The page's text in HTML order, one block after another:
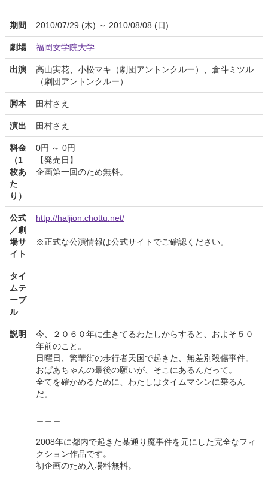
期間 2010/07/29 (木) ～ 2010/08/08 (日)
劇場 福岡女学院大学
出演
高山実花、小松マキ（劇団アントンクルー）、倉斗ミツル
（劇団アントンクルー）
脚本 田村さえ
演出 田村さえ
料金
（1
枚あ
た
り）
0円 ～ 0円
【発売日】
企画第一回のため無料。
公式
／劇
場サ
イト
http://haljion.chottu.net/
※正式な公演情報は公式サイトでご確認ください。
タイ
ムテ
ーブ
ル
説明
今、２０６０年に生きてるわたしからすると、およそ５０
年前のこと。
日曜日、繁華街の歩行者天国で起きた、無差別殺傷事件。
おばあちゃんの最後の願いが、そこにあるんだって。
全てを確かめるために、わたしはタイムマシンに乗るん
だ。
2008年に都内で起きた某通り魔事件を元にした完全なフィ
クション作品です。
初企画のため入場料無料。